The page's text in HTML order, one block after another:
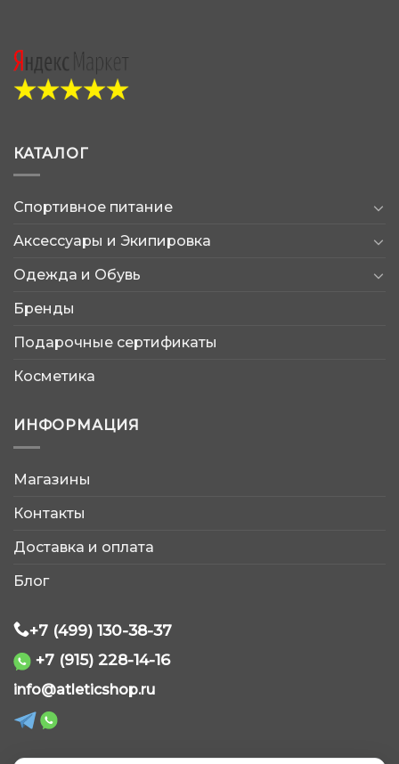
КАТАЛОГ
Спортивное питание
Аксессуары и Экипировка
Одежда и Обувь
Бренды
Подарочные сертификаты
Косметика
ИНФОРМАЦИЯ
Магазины
Контакты
Доставка и оплата
Блог
+7 (499) 130-38-37
+7 (915) 228-14-16
info@atleticshop.ru